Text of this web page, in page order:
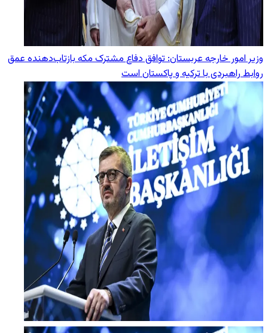
وزیر امور خارجه عربستان: توافق دفاع مشترک مکه بازتاب‌دهنده عمق
روابط راهبردی با ترکیه و پاکستان است